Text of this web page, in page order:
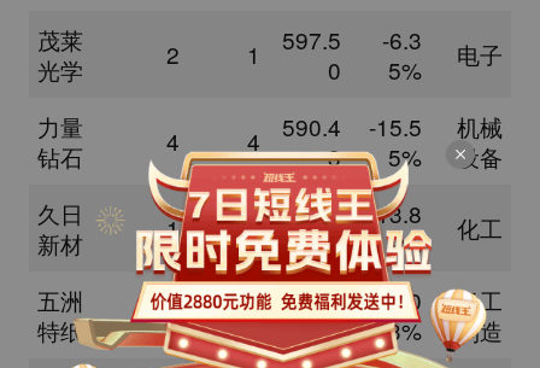
茂莱
光学
2 1
597.5
0
-6.3
5%
电子
力量
钻石
4 4
590.4
3
-15.5
5%
机械
设备
久日
新材
1 1
582.3
3
-13.8
2%
化工
五洲
特纸
1 1
570.2
4
22.0
3%
轻工
制造